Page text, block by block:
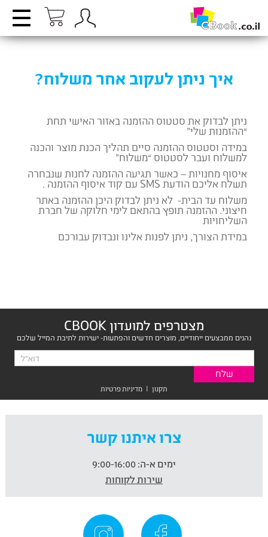
איך ניתן לעקוב אחר משלוח?
ניתן לבדוק את סטטוס ההזמנה באזור האישי תחת
“ההזמנות שלי”
במידה וסטטוס ההזמנה סיים תהליך הכנת מוצר והכנה
למשלוח ועבר לסטטוס “משלוח”
איסוף מחנויות – כאשר תגיעה ההזמנה לחנות שנבחרה
תשלח אליכם הודעת SMS עם קוד איסוף ההזמנה .
משלוח עד הבית- לא ניתן לבדוק היכן ההזמנה באתר
חיצוני. ההזמנה תופץ בהתאם לימי חלוקה של חברת
השליחויות
במידת הצורך, ניתן לפנות אלינו ונבדוק עבורכם
מצטרפים למועדון CBOOK
נהנים ממבצעים ייחודיים, מוצרים חדשים והפתעות- ישירות לתיבת המייל שלכם
תקנון | מדיניות פרטיות
צרו איתנו קשר
ימים א-ה:
שירות לקוחות